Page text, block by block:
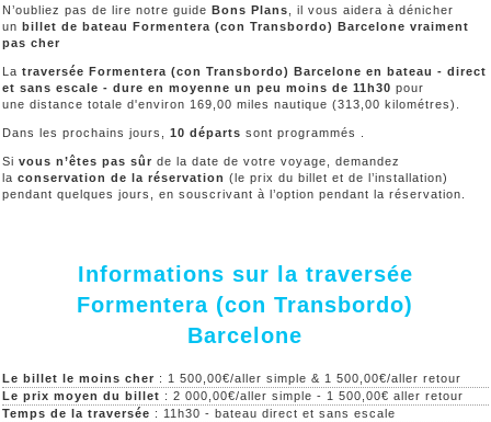
N’oubliez pas de lire notre guide Bons Plans , il vous aidera à dénicher
un billet de bateau Formentera (con Transbordo) Barcelone vraiment
pas cher
La traversée Formentera (con Transbordo) Barcelone en bateau - direct
et sans escale - dure en moyenne un peu moins de 11h30 pour
une distance totale d'environ 169,00 miles nautique (313,00 kilométres).
Dans les prochains jours, 10 départs sont programmés .
Si vous n’êtes pas sûr de la date de votre voyage, demandez
la conservation de la réservation (le prix du billet et de l’installation)
pendant quelques jours, en souscrivant à l’option pendant la réservation.
Informations sur la traversée
Formentera (con Transbordo)
Barcelone
Le billet le moins cher : 1 500,00€/aller simple & 1 500,00€/aller retour
Le prix moyen du billet : 2 000,00€/aller simple - 1 500,00€ aller retour
Temps de la traversée : 11h30 - bateau direct et sans escale